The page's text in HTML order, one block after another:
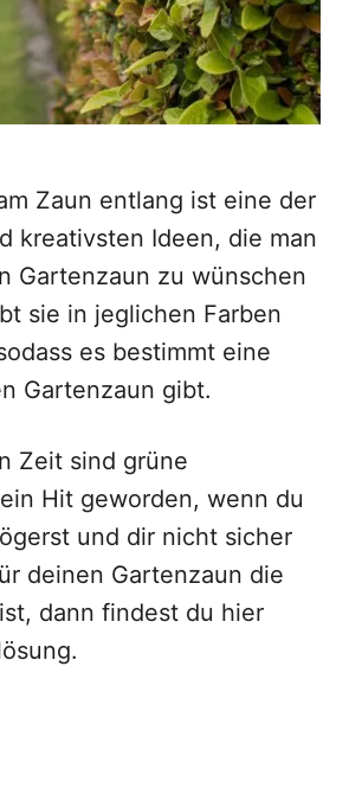
Zaun entlang ist eine der
kreativsten Ideen, die man
Gartenzaun zu wünschen
sie in jeglichen Farben
es bestimmt eine
Gartenzaun gibt.
Zeit sind grüne
Hit geworden, wenn du
und dir nicht sicher
deinen Gartenzaun die
dann findest du hier